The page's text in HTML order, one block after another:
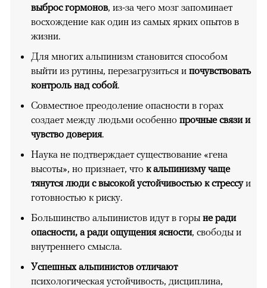
выброс гормонов, из-за чего мозг запоминает
восхождение как один из самых ярких опытов в
жизни.
Для многих альпинизм становится способом
выйти из рутины, перезагрузиться и почувствовать
контроль над собой.
Совместное преодоление опасности в горах
создает между людьми особенно прочные связи и
чувство доверия.
Наука не подтверждает существование «гена
высоты», но признает, что к альпинизму чаще
тянутся люди с высокой устойчивостью к стрессуи
готовностью к риску.
Большинство альпинистов идут в горы не ради
опасности, а ради ощущения ясности, свободы и
внутреннего смысла.
Успешных альпинистов отличают
психологическая устойчивость, дисциплина,